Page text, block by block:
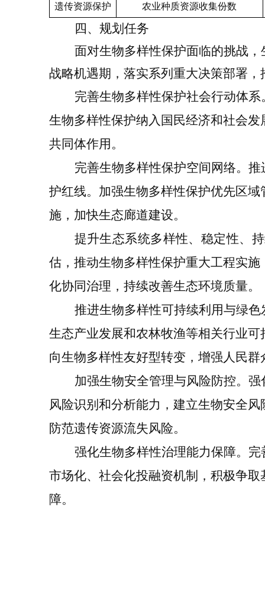
遗传资源保护 农业种质资源收集份数
四、 规划 任务
面对生物多样性保护面临的挑战
战略机遇期，落实系列重大决策部署
完善生物多样性保护社会行动体系
生物多样性保护纳入国民经济和社会
共同体作用。
完善生物多样性保护空间网络。推
护红线。加强生物多样性保护优先区
施，加快生态廊道建设。
提升生态系统多样性、稳定性、
估，推动生物多样性保护重大工程实
化协同治理，持续改善生态环境质量。
推进生物多样性可持续利用与绿色
生态产业发展和农林牧渔等相关行业
向生物多样性友好型转变，增强人民群
加强生物安全管理与风险防控。强
风险识别和分析能力，建立生物安全
防范遗传资源流失风险。
强化生物多样性治理能力保障。 完
市场化、社会化投融资机制，积极争
障。